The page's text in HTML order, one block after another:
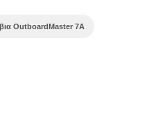
OutboardMaster 7A